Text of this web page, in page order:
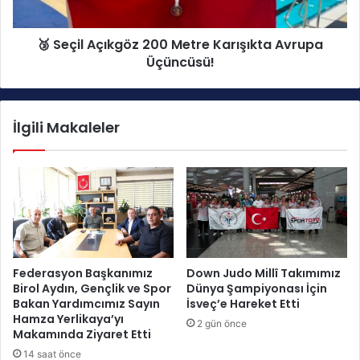
i
a
N
a
m
a
ğ
l
u
p
ı
e
K
r
ı
ş
ı
k
🥉 Seçil Açıkgöz 200 Metre Karışıkta Avrupa
Üçüncüsü!
İlgili Makaleler
Federasyon Başkanımız
Birol Aydın, Gençlik ve Spor
Bakan Yardımcımız Sayın
Hamza Yerlikaya’yı
Makamında Ziyaret Etti
14 saat önce
Down Judo Millî Takımımız
Dünya Şampiyonası İçin
İsveç’e Hareket Etti
2 gün önce